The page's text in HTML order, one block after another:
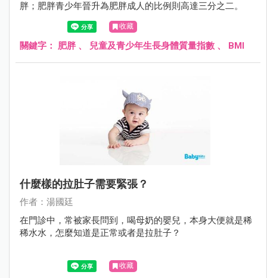
胖；肥胖青少年晉升為肥胖成人的比例則高達三分之二。
收藏
關鍵字： 肥胖、 兒童及青少年生長身體質量指數 、 BMI
什麼樣的拉肚子需要緊張？
作者：湯國廷
在門診中，常被家長問到，喝母奶的嬰兒，本身大便就是稀
稀水水，怎麼知道是正常或者是拉肚子？
收藏